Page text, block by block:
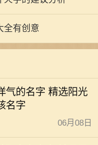
全有创意
气的名字 精选阳光
名字
06月08日